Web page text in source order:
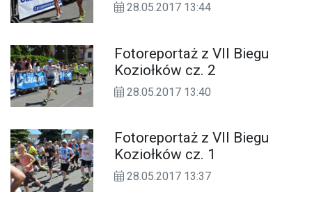
28.05.2017 13:44
Fotoreportaż z VII Biegu
Koziołków cz. 2
28.05.2017 13:40
Fotoreportaż z VII Biegu
Koziołków cz. 1
28.05.2017 13:37